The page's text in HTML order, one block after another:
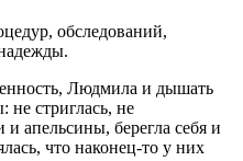
обследований,
Людмила и дышать
не стриглась, не
апельсины, берегла себя и
что наконец-то у них